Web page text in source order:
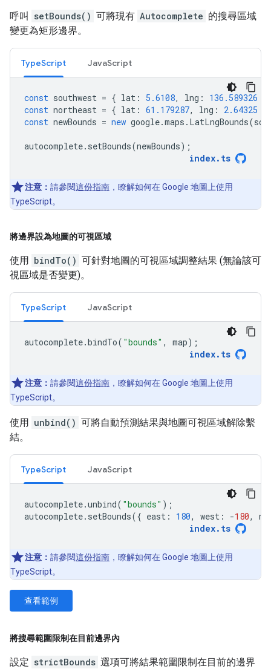
呼叫 setBounds() 可將現有 Autocomplete 的搜尋區域
變更為矩形邊界。
TypeScript JavaScript
const southwest = { lat : 5.6108, lng : 136.589326
const northeast = { lat : 61.179287, lng : 2.64325
const newBounds = new google.maps . LatLngBounds(
autocomplete. setBounds(newBounds);
index. ts
注意： 請參閱這份指南 ，瞭解如何在 Google 地圖上使用
TypeScript。
將邊界設為地圖的可視區域
使用 bindTo() 可針對地圖的可視區域調整結果 (無論該可
視區域是否變更)。
TypeScript JavaScript
autocomplete.bindTo( "bounds" , map);
index. ts
注意： 請參閱這份指南 ，瞭解如何在 Google 地圖上使用
TypeScript。
使用 unbind() 可將自動預測結果與地圖可視區域解除繫
結。
TypeScript JavaScript
autocomplete.unbind( "bounds" );
autocomplete. setBounds({ east : 180, west : -180,
index. ts
注意： 請參閱這份指南 ，瞭解如何在 Google 地圖上使用
TypeScript。
查看範例
將搜尋範圍限制在目前邊界內
設定 strictBounds 選項可將結果範圍限制在目前的邊界